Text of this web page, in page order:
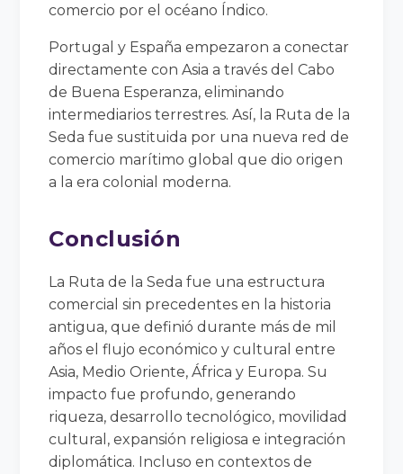
comercio por el océano Índico.
Portugal y España empezaron a conectar
directamente con Asia a través del Cabo
de Buena Esperanza, eliminando
intermediarios terrestres. Así, la Ruta de la
Seda fue sustituida por una nueva red de
comercio marítimo global que dio origen
a la era colonial moderna.
Conclusión
La Ruta de la Seda fue una estructura
comercial sin precedentes en la historia
antigua, que definió durante más de mil
años el flujo económico y cultural entre
Asia, Medio Oriente, África y Europa. Su
impacto fue profundo, generando
riqueza, desarrollo tecnológico, movilidad
cultural, expansión religiosa e integración
diplomática. Incluso en contextos de